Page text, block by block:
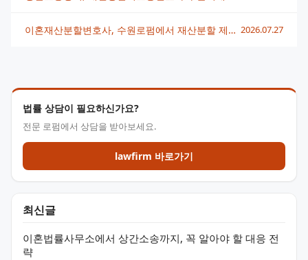
법률 상담이 필요하신가요?
전문 로펌에서 상담을 받아보세요.
lawfirm 바로가기
최신글
이혼법률사무소에서 상간소송까지, 꼭 알아야 할 대응 전
략
이혼재산분할변호사, 수원로펌에서 재산분할 제대로 받는 법 2026.07.27